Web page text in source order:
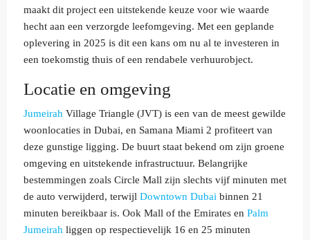
maakt dit project een uitstekende keuze voor wie waarde
hecht aan een verzorgde leefomgeving. Met een geplande
oplevering in 2025 is dit een kans om nu al te investeren in
een toekomstig thuis of een rendabele verhuurobject.
Locatie en omgeving
Jumeirah Village Triangle (JVT) is een van de meest gewilde
woonlocaties in Dubai, en Samana Miami 2 profiteert van
deze gunstige ligging. De buurt staat bekend om zijn groene
omgeving en uitstekende infrastructuur. Belangrijke
bestemmingen zoals Circle Mall zijn slechts vijf minuten met
de auto verwijderd, terwijl Downtown Dubai binnen 21
minuten bereikbaar is. Ook Mall of the Emirates en Palm
Jumeirah liggen op respectievelijk 16 en 25 minuten